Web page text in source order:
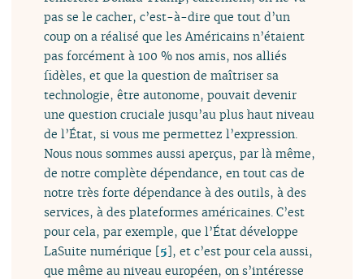
pas se le cacher, c’est-à-dire que tout d’un
coup on a réalisé que les Américains n’étaient
pas forcément à 100 % nos amis, nos alliés
fidèles, et que la question de maîtriser sa
technologie, être autonome, pouvait devenir
une question cruciale jusqu’au plus haut niveau
de l’État, si vous me permettez l’expression.
Nous nous sommes aussi aperçus, par là même,
de notre complète dépendance, en tout cas de
notre très forte dépendance à des outils, à des
services, à des plateformes américaines. C’est
pour cela, par exemple, que l’État développe
LaSuite numérique [5], et c’est pour cela aussi,
que même au niveau européen, on s’intéresse